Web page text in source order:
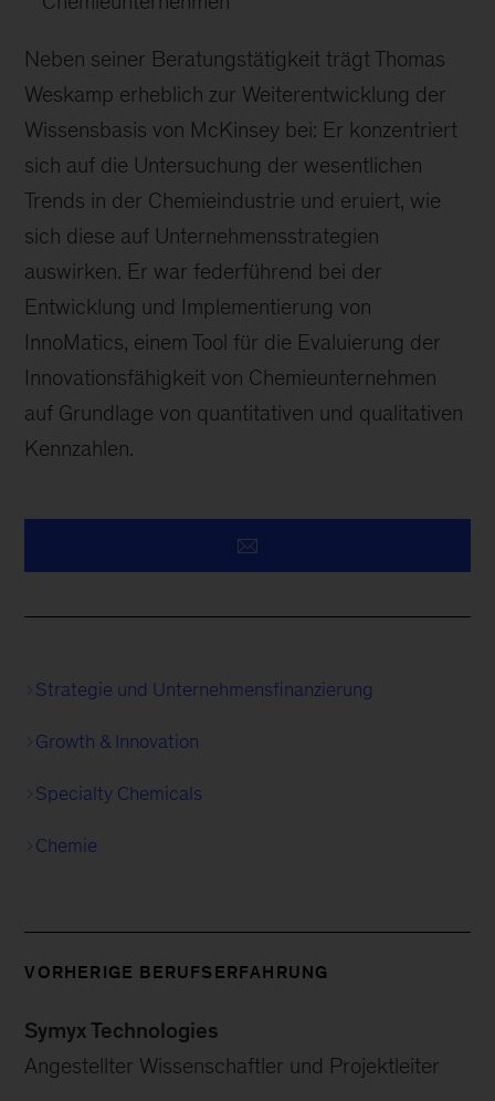
Neben seiner Beratungstätigkeit trägt Thomas
Weskamp erheblich zur Weiterentwick­lung der
Wissensbasis von McKinsey bei: Er konzentriert
sich auf die Untersuchung der wesentlichen
Trends in der Chemieindustrie und eruiert, wie
sich diese auf Unterneh­mensstrategien
auswirken. Er war federführend bei der
Entwicklung und Implementie­rung von
InnoMatics, einem Tool für die Evaluierung der
Innovationsfähigkeit von Chemieunternehmen
auf Grundlage von quantitativen und qualitativen
Kennzahlen.
Strategie und Unternehmensfinanzierung
Growth & Innovation
Specialty Chemicals
Chemie
VORHERIGE BERUFSERFAHRUNG
Symyx Technologies
Angestellter Wissenschaftler und Projektleiter